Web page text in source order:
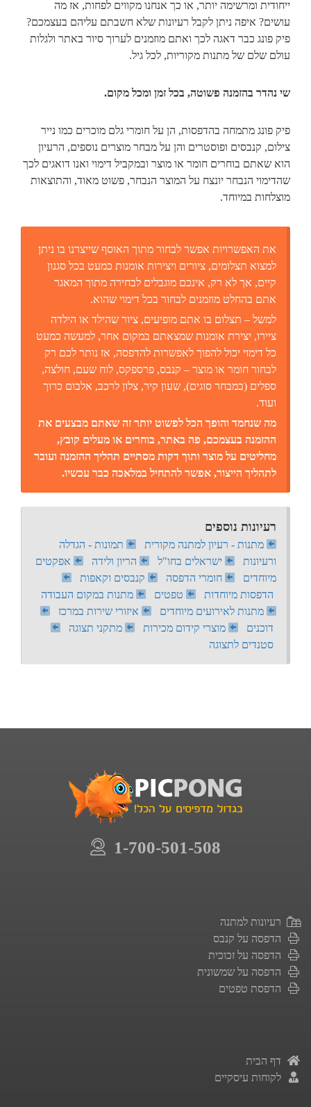
ייחודית ומרשימה יותר, או כך אנחנו מקווים לפחות, אז מה
עושים? איפה ניתן לקבל רעיונות שלא חשבתם עליהם בעצמכם?
פיק פונג כבר דאגה לכך ואתם מוזמנים לערוך סיור באתר ולגלות
עולם שלם של מתנות מקוריות, לכל גיל.
שי נהדר בהזמנה פשוטה, בכל זמן ומכל מקום.
פיק פונג מתמחה בהדפסות, הן על חומרי גלם מוכרים כמו נייר
צילום, קנבסים ופוסטרים והן על מבחר מוצרים נוספים, הרעיון
הוא שאתם בוחרים חומר או מוצר ובמקביל דימוי ואנו דואגים לכך
שהדימוי הנבחר יונצח על המוצר הנבחר, פשוט מאוד, והתוצאות
מוצלחות במיוחד.
את האפשרויות אפשר לבחור מתוך האוסף שייצרנו בו ניתן
למצוא תצלומים, ציורים ויצירות אומנות כמעט בכל סגנון
קיים, אך לא רק, אינכם מוגבלים לבחירה מתוך המאגר
אתם בהחלט מוזמנים לבחור בכל דימוי שהוא.
למשל – תצלום בו אתם מופיעים, ציור שהילד או הילדה
ציירו, יצירת אומנות שמצאתם במקום אחר, למעשה כמעט
כל דימוי יכול להפוך לאפשרות להדפסה, אז נותר לכם רק
לבחור חומר או מוצר – קנבס, פרספקס, לוח שעם, חולצה,
ספלים (במבחר סוגים), שעון קיר, צלון לרכב, אלבום כרוך
ועוד.
מה שנחמד והופך הכל לפשוט יותר זה שאתם מבצעים את
ההזמנה בעצמכם, פה באתר, בוחרים או מעלים קובץ,
מחליטים על מוצר ותוך דקות מסתיים תהליך ההזמנה ועובר
לתהליך הייצור, אפשר להתחיל במלאכה כבר עכשיו.
רעיונות נוספים
מתנות - רעיון למתנה מקורית
תמונות - הגדלה
ורעיונות
ישראלים בחו"ל הריון ולידה
אפקטים
מיוחדים
חומרי הדפסה
קנבסים וקאפות
הדפסות מיוחדות
טפטים
מתנות במקום העבודה
מתנות לאירועים מיוחדים
איזורי שירות במרכז
דוכנים
מוצרי קידום מכירות
מתקני תצוגה
סטנדים לתצוגה
1-700-501-508
רעיונות למתנה
הדפסה על קנבס
הדפסה על זכוכית
הדפסה על שמשונית
הדפסת טפטים
דף הבית
לקוחות עיסקיים